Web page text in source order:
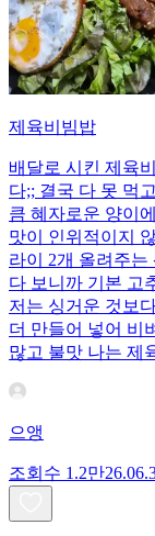
제육비빔밥
배달로 시킨 제육
다;; 결국 다 못 먹
큼 혜자로운 양이
맛이 인위적이지
라이 2개 올려주는
다 보니까 기본 고
저는 싱거운 것보
더 만들어 넣어 비
많고 불맛 나는 제
으앵
조회수 1.2만